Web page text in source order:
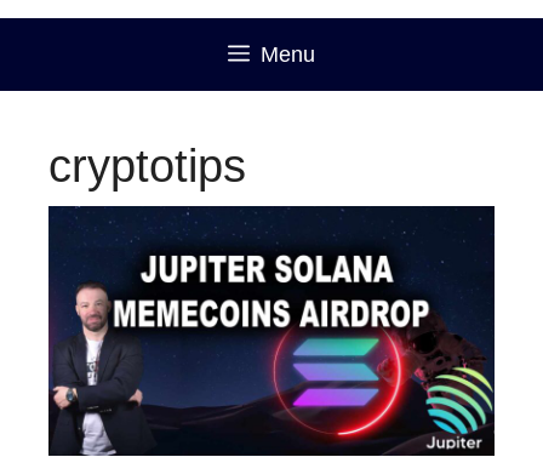
Menu
cryptotips